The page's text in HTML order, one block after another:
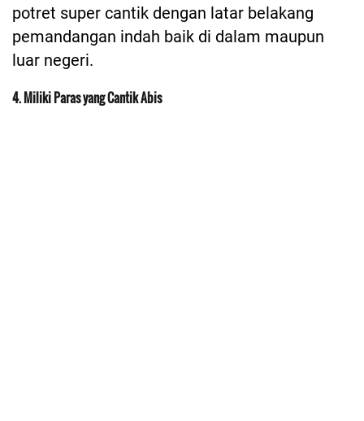
potret super cantik dengan latar belakang
pemandangan indah baik di dalam maupun
luar negeri.
4. Miliki Paras yang Cantik Abis